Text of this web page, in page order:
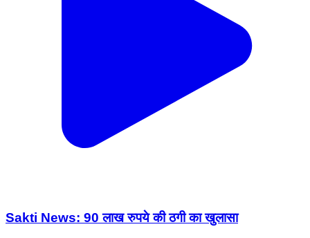
Sakti News: 90 लाख रुपये की ठगी का खुलासा